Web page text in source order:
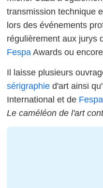
transmission technique
lors des événements
régulièrement aux jurys
Fespa Awards ou
Il laisse plusieurs
sérigraphie d'art ainsi
International et de Fespa
Le caméléon de l'art